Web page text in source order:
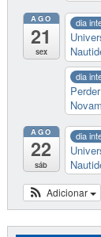
AGO
21
sex
dia
dia
AGO
22
sáb
dia
Adicionar